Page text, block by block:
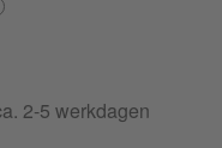
2-5 werkdagen